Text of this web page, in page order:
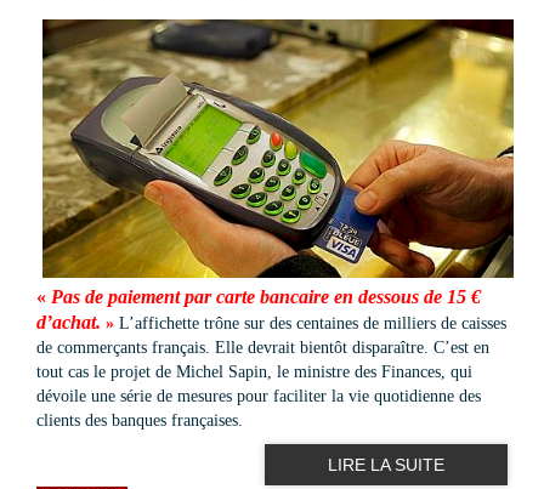
« Pas de paiementpar carte bancaire en dessous de 15 €
d’achat. » L’affichette trône sur des centaines de milliers de caisses
de commerçants français. Elle devrait bientôt disparaître. C’est en
tout cas le projet de Michel Sapin, le ministre des Finances, qui
dévoile une série de mesures pour faciliter la vie quotidienne des
clients des banques françaises.
LIRE LA SUITE